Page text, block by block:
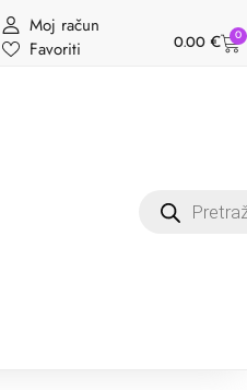
Moj račun
Favoriti
0.00 € 0